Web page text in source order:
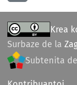
Krea
Surbaze de la
Subtenita de